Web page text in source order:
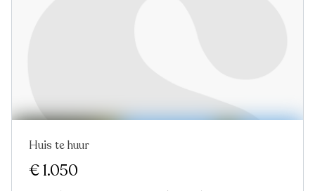
Huis te huur
€ 1.050